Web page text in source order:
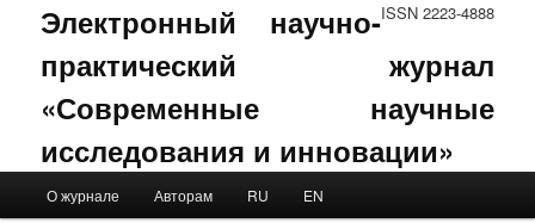
ISSN 2223-4888
Электронный научно-
практический журнал
«Современные научные
исследования и инновации»
Skip to primary content
Skip to secondary content
О журнале Авторам RU EN